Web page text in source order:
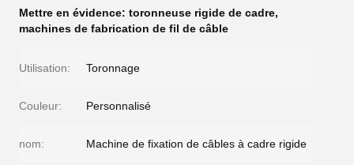
Mettre en évidence: toronneuse rigide de cadre,
machines de fabrication de fil de câble
Utilisation: Toronnage
Couleur: Personnalisé
nom: Machine de fixation de câbles à cadre rigide